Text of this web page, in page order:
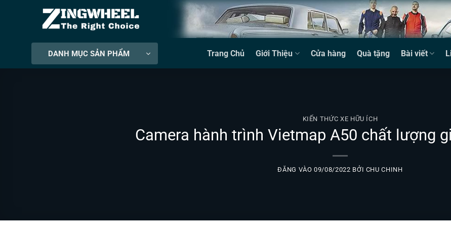
DANH MỤC SẢN PHẨM Trang Chủ Giới Thiệu Cửa hàng Quà tặng Bài viết
KIẾN THỨC XE HỮU ÍCH
Camera hành trình Vietmap A50 chất lượng
ĐĂNG VÀO09/08/2022 BỞI CHU CHINH